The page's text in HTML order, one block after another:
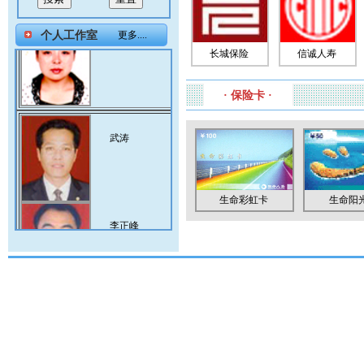
个人工作室 更多....
王颖
长城保险 信诚人寿
· 保险卡 ·
生命彩虹卡 生命阳